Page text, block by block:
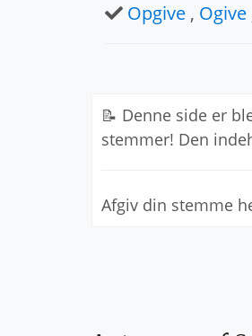
Opgive , Ogive
📝 Denne side er
stemmer! Den
Afgiv din stemme